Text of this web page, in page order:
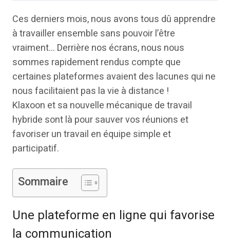
Ces derniers mois, nous avons tous dû apprendre
à travailler ensemble sans pouvoir l’être
vraiment… Derrière nos écrans, nous nous
sommes rapidement rendus compte que
certaines plateformes avaient des lacunes qui ne
nous facilitaient pas la vie à distance !
Klaxoon et sa nouvelle mécanique de travail
hybride sont là pour sauver vos réunions et
favoriser un travail en équipe simple et
participatif.
Sommaire
Une plateforme en ligne qui favorise
la communication